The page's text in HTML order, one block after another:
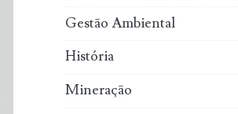
Gestão Ambiental
História
Mineração